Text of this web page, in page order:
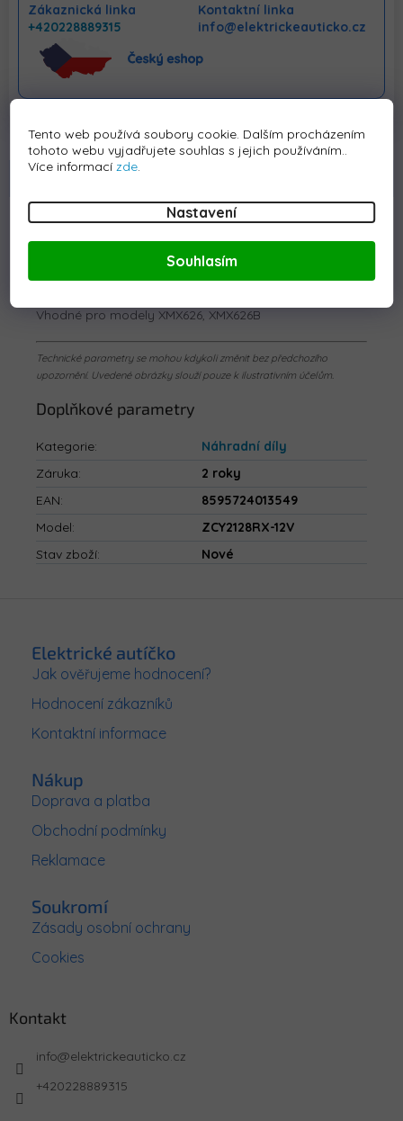
Tento web používá soubory cookie. Dalším procházením
tohoto webu vyjadřujete souhlas s jejich používáním..
Více informací zde
Nastavení
Souhlasím
Zákaznická linka
+420228889315
Kontaktní linka
info@elektrickeauticko.cz
Detailní popis produktu
Náhradní řídící jednotkado elektrického vozítka
ZCY2128RX-12V
Vhodné pro modely XMX626, XMX626B
Technické parametry se mohou kdykoli změnit bez předchozího
upozornění. Uvedené obrázky slouží pouze k ilustrativním účelům.
Doplňkové parametry
Kategorie:
Náhradní díly
Záruka:
2 roky
EAN:
8595724013549
Model:
ZCY2128RX-12V
Stav zboží: Nové
Elektrické autíčko
Jak ověřujeme hodnocení?
Hodnocení zákazníků
Kontaktní informace
Nákup
Doprava a platba
Obchodní podmínky
Reklamace
Soukromí
Zásady osobní ochrany
Cookies
Kontakt
info@elektrickeauticko.cz
+420228889315